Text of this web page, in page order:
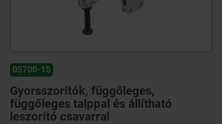
05700-15
Gyorsszorítók, függőleges,
függőleges talppal és állítható
leszorító csavarral